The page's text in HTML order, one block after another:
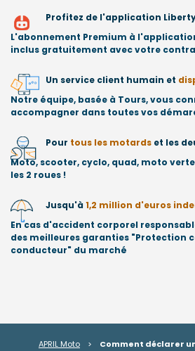
Profitez de l'application
L'abonnement Premium à
inclus gratuitement avec votre contrat
Un service client humain et
Notre équipe, basée à Tours, vous
accompagner dans toutes vos
Pour tous les motards et les
Moto, scooter, cyclo, quad, moto
les 2 roues !
Jusqu'à 1,2 million d'euros
En cas d'accident corporel
des meilleures garanties "Protection
conducteur" du marché
APRIL Moto >
Comment déclarer